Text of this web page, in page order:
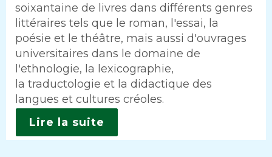
soixantaine de livres dans différents genres
littéraires tels que le roman, l'essai, la
poésie et le théâtre, mais aussi d'ouvrages
universitaires dans le domaine de
l'ethnologie, la lexicographie,
la traductologie et la didactique des
langues et cultures créoles.
Lire la suite